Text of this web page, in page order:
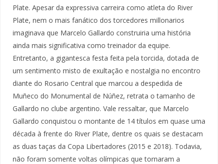
Plate. Apesar da expressiva carreira como atleta do River
Plate, nem o mais fanático dos torcedores millonarios
imaginava que Marcelo Gallardo construiria uma história
ainda mais significativa como treinador da equipe.
Entretanto, a gigantesca festa feita pela torcida, dotada de
um sentimento misto de exultação e nostalgia no encontro
diante do Rosario Central que marcou a despedida de
Muñeco do Monumental de Núñez, retrata o tamanho de
Gallardo no clube argentino. Vale ressaltar, que Marcelo
Gallardo conquistou o montante de 14 títulos em quase uma
década à frente do River Plate, dentre os quais se destacam
as duas taças da Copa Libertadores (2015 e 2018). Todavia,
não foram somente voltas olímpicas que tornaram a